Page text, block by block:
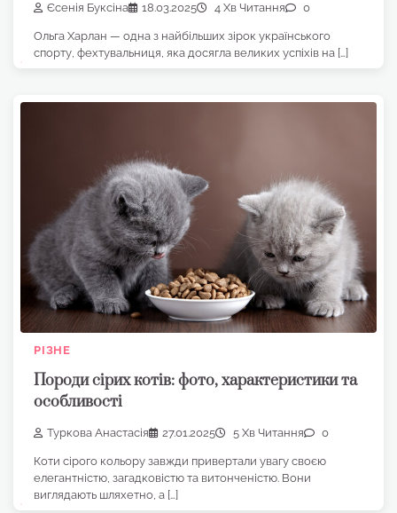
Єсенія Буксіна 18.03.2025 4 Хв Читання 0
Ольга Харлан — одна з найбільших зірок українського
спорту, фехтувальниця, яка досягла великих успіхів на […]
РІЗНЕ
Породи сірих котів: фото, характеристики та
особливості
Туркова Анастасія 27.01.2025 5 Хв Читання 0
Коти сірого кольору завжди привертали увагу своєю
елегантністю, загадковістю та витонченістю. Вони
виглядають шляхетно, а […]